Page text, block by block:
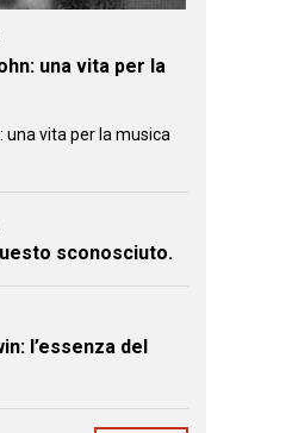
una vita per la
una vita per la musica
sconosciuto.
l’essenza del